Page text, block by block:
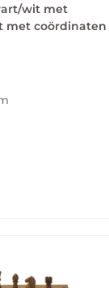
wit met
met coördinaten